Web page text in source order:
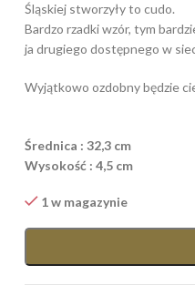
Śląskiej stworzyły to cudo.
Bardzo rzadki wzór, tym
ja drugiego dostępnego w
Wyjątkowo ozdobny będzie
Średnica : 32,3 cm
Wysokość : 4,5 cm
1 w magazynie